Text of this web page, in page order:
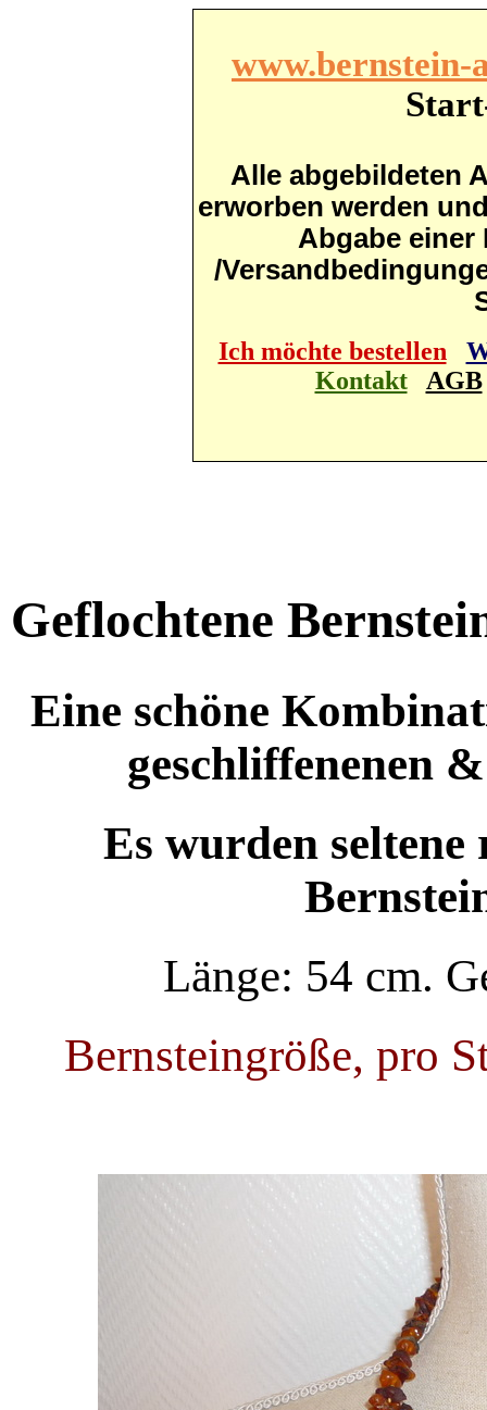
www.bernstein-
Alle abgebildeten
erworben werden
Abgabe einer
/
Ich möchte bestellen
Kontakt
AGB
Geflochtene
Eine schöne
geschliffenenen
Es wurden
Länge: 54 cm.
Bernsteingröße, pro